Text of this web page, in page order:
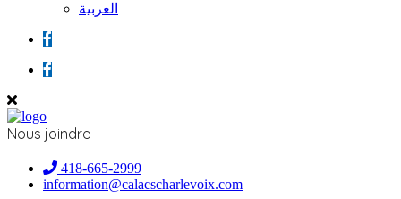
العربية
Nous joindre
418-665-2999
information@calacscharlevoix.com